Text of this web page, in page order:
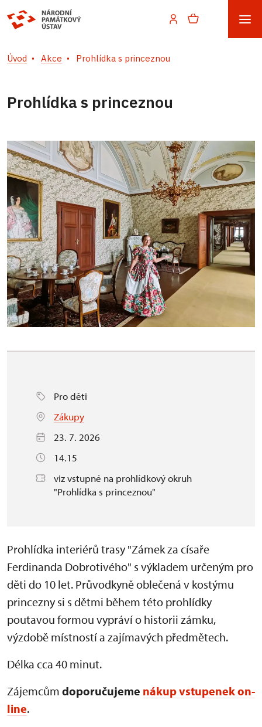
Úvod Akce Prohlídka s princeznou
Prohlídka s princeznou
Pro děti
Zákupy
23. 7. 2026
14.15
viz vstupné na prohlídkový okruh
"Prohlídka s princeznou"
Prohlídka interiérů trasy "Zámek za císaře
Ferdinanda Dobrotivého" s výkladem určeným pro
děti do 10 let. Průvodkyně oblečená v kostýmu
princezny si s dětmi během této prohlídky
poutavou formou vypráví o historii zámku,
výzdobě místností a zajímavých předmětech.
Délka cca 40 minut.
Zájemcům doporučujeme nákup vstupenek on-
line.